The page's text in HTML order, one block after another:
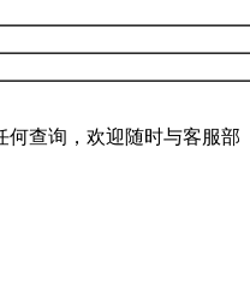
何查询，欢迎随时与客服部